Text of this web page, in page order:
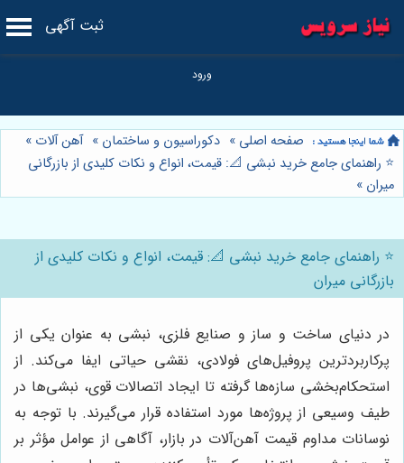
ثبت آگهی
صفحه اصلی » دکوراسیون و ساختمان » آهن آلات »
⭐️ راهنمای جامع خرید نبشی 📐: قیمت، انواع و نکات کلیدی از بازرگانی
میران »
⭐️ راهنمای جامع خرید نبشی 📐: قیمت، انواع و نکات کلیدی از
بازرگانی میران
در دنیای ساخت و ساز و صنایع فلزی، نبشی به عنوان یکی از
پرکاربردترین پروفیل‌های فولادی، نقشی حیاتی ایفا می‌کند. از
استحکام‌بخشی سازه‌ها گرفته تا ایجاد اتصالات قوی، نبشی‌ها در
طیف وسیعی از پروژه‌ها مورد استفاده قرار می‌گیرند. با توجه به
نوسانات مداوم قیمت آهن‌آلات در بازار، آگاهی از عوامل مؤثر بر